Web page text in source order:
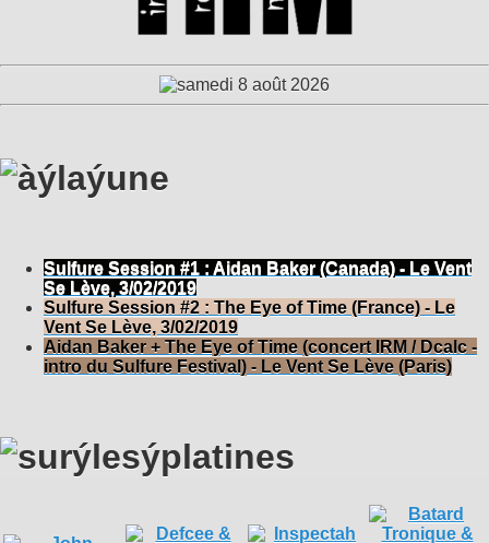
Sulfure Session #1 : Aidan Baker (Canada) - Le Vent
Se Lève, 3/02/2019
Sulfure Session #2 : The Eye of Time (France) - Le
Vent Se Lève, 3/02/2019
Aidan Baker + The Eye of Time (concert IRM / Dcalc -
intro du Sulfure Festival) - Le Vent Se Lève (Paris)